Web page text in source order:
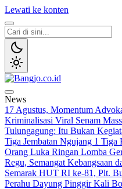
Lewati ke konten
Bangjo.co.id
Berani, Tegas, Terpercaya
News
17 Agustus, Momentum
Kriminalisasi Viral Senam
Tulungagung: Itu Bukan
Tiga Jembatan Ngujang 1 Tiga
Orang Luka Ringan Lomba
Regu, Semangat Kebangsaan
Semarak HUT RI ke-81, Plt.
Perahu Dayung Pinggir Kali